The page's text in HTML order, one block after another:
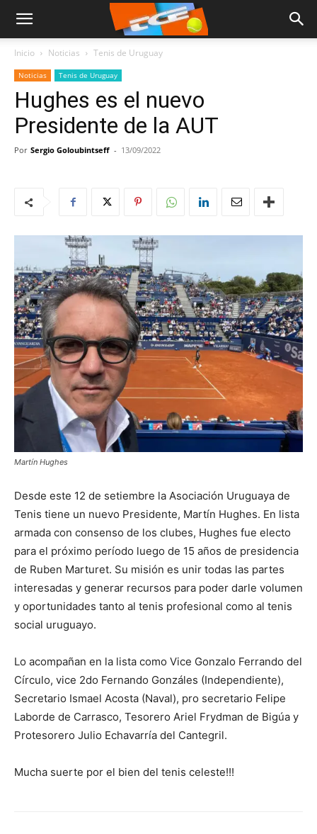
Inicio Noticias Tenis de Uruguay
Noticias Tenis de Uruguay
Hughes es el nuevo
Presidente de la AUT
Por Sergio Goloubintseff - 13/09/2022
Martín Hughes
Desde este 12 de setiembre la Asociación Uruguaya de
Tenis tiene un nuevo Presidente, Martín Hughes. En lista
armada con consenso de los clubes, Hughes fue electo
para el próximo período luego de 15 años de presidencia
de Ruben Marturet. Su misión es unir todas las partes
interesadas y generar recursos para poder darle volumen
y oportunidades tanto al tenis profesional como al tenis
social uruguayo.
Lo acompañan en la lista como Vice Gonzalo Ferrando del
Círculo, vice 2do Fernando Gonzáles (Independiente),
Secretario Ismael Acosta (Naval), pro secretario Felipe
Laborde de Carrasco, Tesorero Ariel Frydman de Bigúa y
Protesorero Julio Echavarría del Cantegril.
Mucha suerte por el bien del tenis celeste!!!